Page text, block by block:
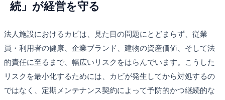
続」が経営を守る
法人施設におけるカビは、見た目の問題にとどまらず、従業
員・利用者の健康、企業ブランド、建物の資産価値、そして法
的責任に至るまで、幅広いリスクをはらんでいます。こうした
リスクを最小化するためには、カビが発生してから対処するの
ではなく、定期メンテナンス契約によって予防的かつ継続的な